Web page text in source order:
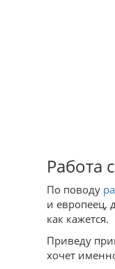
Работа
По поводу
и европеец,
как кажется.
Приведу
хочет